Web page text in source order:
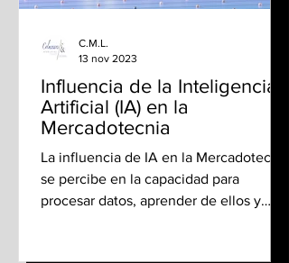
Influencia de la Inteligencia
Artificial (IA) en la
Mercadotecnia
La influencia de IA en la Mercadotecnia
se percibe en la capacidad para
procesar datos, aprender de ellos y
C.M.L.
13 nov 2023